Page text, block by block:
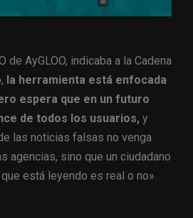
de AyGLOO, indicaba a la Cadena
la herramienta está enfocada
espera que en un futuro
de todos los usuarios, y
las noticias falsas no venga
agencias, sino que un ciudadano
está leyendo es real o no».